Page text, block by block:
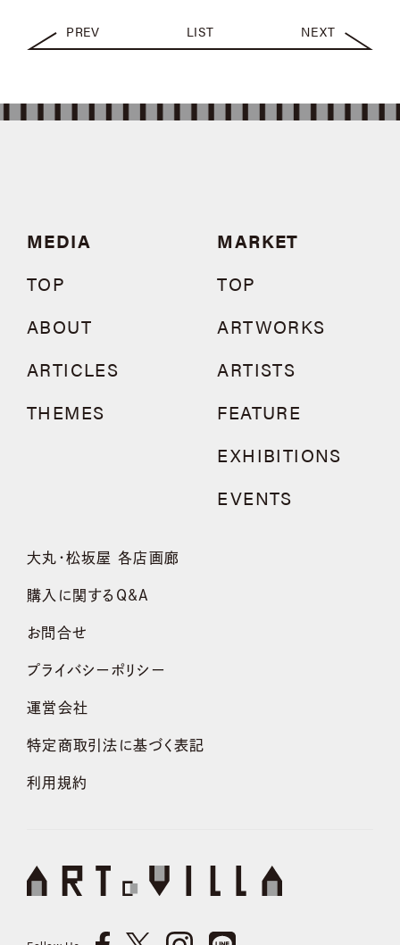
PREV LIST NEXT
MEDIA
TOP
ABOUT
ARTICLES
THEMES
MARKET
TOP
ARTWORKS
ARTISTS
FEATURE
EXHIBITIONS
EVENTS
大丸・松坂屋 各店画廊
購入に関するQ&A
お問合せ
プライバシーポリシー
運営会社
特定商取引法に基づく表記
利用規約